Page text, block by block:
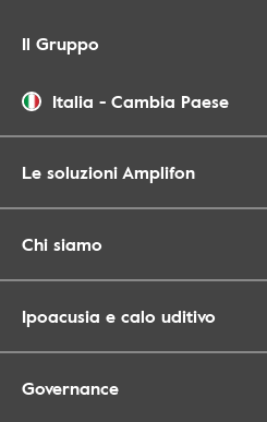
Il Gruppo
Italia - Cambia Paese
Le soluzioni Amplifon
Chi siamo
Ipoacusia e calo uditivo
Governance